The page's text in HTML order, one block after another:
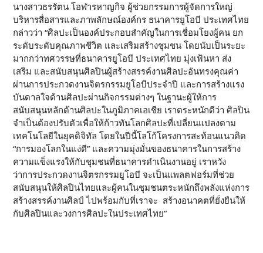
นางสาวธรรัตน โอฬารหาญกิจ ผู้ช่วยกรรมการผู้จัดการใหญ่
บริหารสื่อสารและภาพลักษณ์องค์กร ธนาคารยูโอบี ประเทศไทย
กล่าวว่า “ศิลปะเป็นองค์ประกอบสำคัญในการเชื่อมโยงผู้คน ยก
ระดับระดับคุณภาพชีวิต และเสริมสร้างชุมชน โดยนับเป็นระยะ
มากกว่าทศวรรษที่ธนาคารยูโอบี ประเทศไทย มุ่งเฟ้นหา ส่ง
เสริม และสนับสนุนศิลปินผู้สร้างสรรค์งานศิลปะอันทรงคุณค่า
ผ่านการประกวดงานจิตรกรรมยูโอบีประจำปี และการสร้างแรง
บันดาลใจด้านศิลปะผ่านกิจกรรมต่างๆ ในฐานะผู้ให้การ
สนับสนุนหลักด้านศิลปะในภูมิภาคเอเชีย เราตระหนักดีว่า ศิลปิน
จำเป็นต้องปรับตัวเพื่อให้ก้าวทันโลกศิลปะที่เปลี่ยนแปลงตาม
เทคโนโลยีในยุคดิจิทัล โดยในปีนี้โลโก้โครงการสะท้อนแนวคิด
“การมองโลกในแง่ดี” และความมุ่งมั่นของธนาคารในการสร้าง
ความแข็งแรงให้กับชุมชนที่ธนาคารดำเนินงานอยู่ เราหวัง
ว่าการประกวดงานจิตรกรรมยูโอบี จะเป็นแพลตฟอร์มที่ช่วย
สนับสนุนให้ศิลปินไทยและผู้คนในชุมชนตระหนักถึงพลังแห่งการ
สร้างสรรค์งานศิลป์ ไปพร้อมกับที่เราจะ สร้างอนาคตที่ยั่งยืนให้
กับศิลปินและวงการศิลปะในประเทศไทย”